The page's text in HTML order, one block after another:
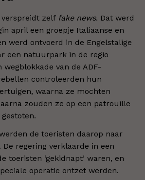
verspreidt zelf fake news. Dat werd
april een groepje Italiaanse en
werd ontvoerd in de Engelstalige
een natuurpark in de regio
wegblokkade van de ADF-
controleerden hun
waarna ze mochten
zouden ze op een patrouille
de toeristen daarop naar
De regering verklaarde in een
toeristen ‘gekidnapt’ waren, en
operatie ontzet werden.